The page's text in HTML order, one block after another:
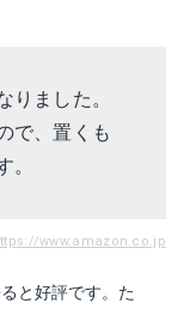
りました。
で、置くも
www.amazon.co.jp
と好評です。た